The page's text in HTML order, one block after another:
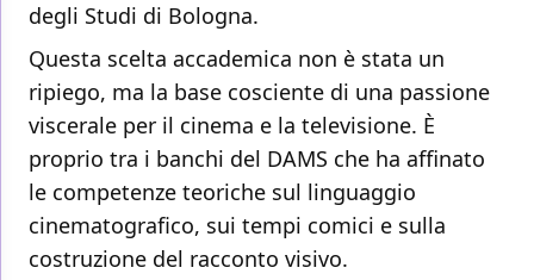
degli Studi di Bologna.
Questa scelta accademica non è stata un
ripiego, ma la base cosciente di una passione
viscerale per il cinema e la televisione. È
proprio tra i banchi del DAMS che ha affinato
le competenze teoriche sul linguaggio
cinematografico, sui tempi comici e sulla
costruzione del racconto visivo.